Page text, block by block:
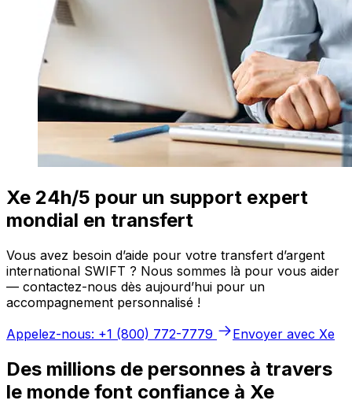
Xe 24h/5 pour un support expert
mondial en transfert
Vous avez besoin d’aide pour votre transfert d’argent
international SWIFT ? Nous sommes là pour vous aider
— contactez-nous dès aujourd’hui pour un
accompagnement personnalisé !
Appelez-nous: +1 (800) 772-7779
Envoyer avec Xe
Des millions de personnes à travers
le monde font confiance à Xe